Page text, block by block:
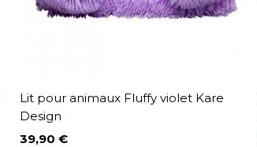
Lit pour animaux Fluffy violet Kare
Design
39,90 €